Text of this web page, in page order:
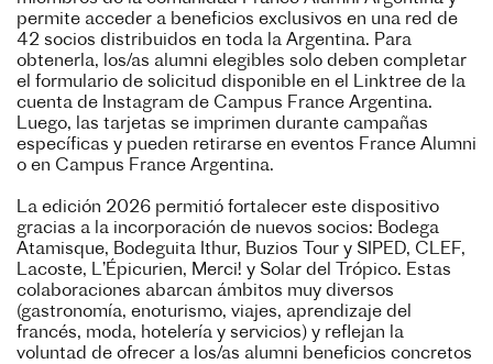
permite acceder a beneficios exclusivos en una red de
42 socios distribuidos en toda la Argentina. Para
obtenerla, los/as alumni elegibles solo deben completar
el formulario de solicitud disponible en el Linktree de la
cuenta de Instagram de Campus France Argentina.
Luego, las tarjetas se imprimen durante campañas
específicas y pueden retirarse en eventos France Alumni
o en Campus France Argentina.
La edición 2026 permitió fortalecer este dispositivo
gracias a la incorporación de nuevos socios: Bodega
Atamisque, Bodeguita Ithur, Buzios Tour y SIPED, CLEF,
Lacoste, L’Épicurien, Merci! y Solar del Trópico. Estas
colaboraciones abarcan ámbitos muy diversos
(gastronomía, enoturismo, viajes, aprendizaje del
francés, moda, hotelería y servicios) y reflejan la
voluntad de ofrecer a los/as alumni beneficios concretos